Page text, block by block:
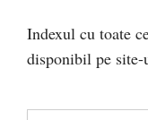
Indexul cu toate
disponibil pe